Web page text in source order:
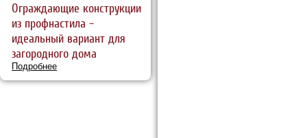
Ограждающие конструкции
из профнастила –
идеальный вариант для
загородного дома
Подробнее